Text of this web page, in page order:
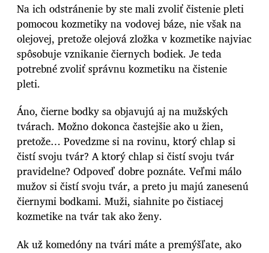
Na ich odstránenie by ste mali zvoliť čistenie pleti
pomocou kozmetiky na vodovej báze, nie však na
olejovej, pretože olejová zložka v kozmetike najviac
spôsobuje vznikanie čiernych bodiek. Je teda
potrebné zvoliť správnu kozmetiku na čistenie
pleti.
Áno, čierne bodky sa objavujú aj na mužských
tvárach. Možno dokonca častejšie ako u žien,
pretože… Povedzme si na rovinu, ktorý chlap si
čistí svoju tvár? A ktorý chlap si čistí svoju tvár
pravidelne? Odpoveď dobre poznáte. Veľmi málo
mužov si čistí svoju tvár, a preto ju majú zanesenú
čiernymi bodkami. Muži, siahnite po čistiacej
kozmetike na tvár tak ako ženy.
Ak už komedóny na tvári máte a premýšľate, ako